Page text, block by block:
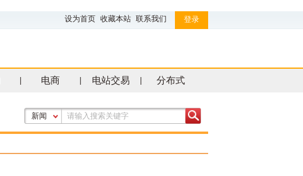
设为首页 收藏本站 联系我们 登录
电商 电站交易 分布式
新闻